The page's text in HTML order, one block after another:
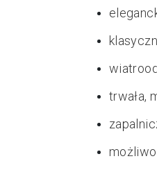
trwała,